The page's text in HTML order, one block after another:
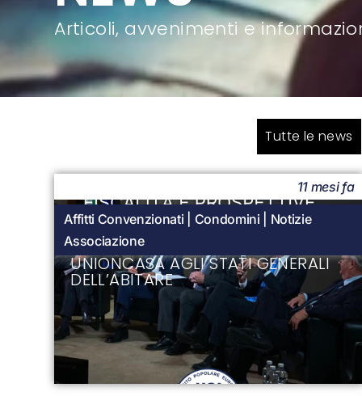
Articoli, avvenimenti e
Tutte le news
11 mesi fa
Affitti Convenzionati
Condomini
Notizie
Associazione
UNIONCASA AGLI STATI GENERALI
DELL’ABITARE